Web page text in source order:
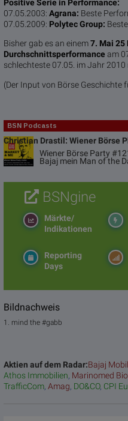
Positive Serie in Performance:
07.05.2003:Agrana: Beste
07.05.2009: Polytec Group:
Bisher gab es an einem7. Mai 25
Durchschnittsperformance am
schlechteste 07.05. im Jahr
(Der Input von Börse Geschichte
BSN Podcasts
Christian Drastil: Wiener Börse
Wiener Börse Party
Bajaj mein Man of the
BSNgine
Märkte/
Indikationen
Reporting
Days
Bildnachweis
1. mind the #gabb
Aktien auf dem Radar:Bajaj
Athos Immobilien, Marinomed
TrafficCom,Amag, DO&CO, CPI